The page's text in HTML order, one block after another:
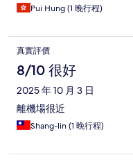
Pui Hung (1 晚行程)
真實評價
8/10 很好
2025 年 10 月 3 日
離機場很近
Shang-lin (1 晚行程)